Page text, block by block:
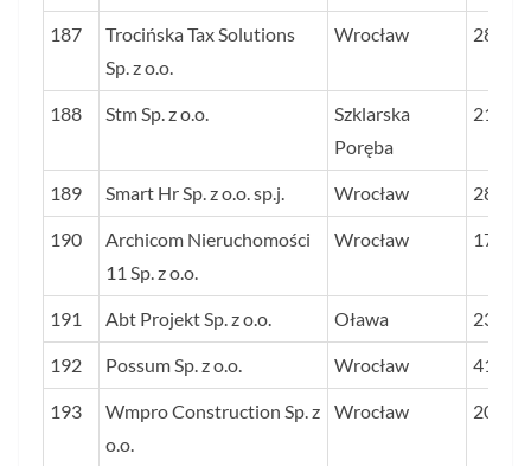
187
Trocińska Tax Solutions
Sp. z o.o.
Wrocław 28
188 Stm Sp. z o.o.
Szklarska
Poręba
21
189 Smart Hr Sp. z o.o. sp.j. Wrocław 28
190
Archicom Nieruchomości
11 Sp. z o.o.
Wrocław 17
191 Abt Projekt Sp. z o.o. Oława 23
192 Possum Sp. z o.o. Wrocław 41
193
Wmpro Construction Sp. z
o.o.
Wrocław 20